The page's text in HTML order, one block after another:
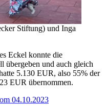
Stiftung) und Inga
Eckel konnte die
übergeben und auch gleich
5.130 EUR, also 55% der
EUR übernommen.
04.10.2023